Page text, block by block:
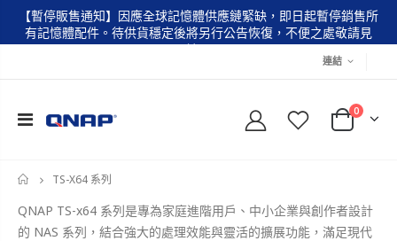
【暫停販售通知】因應全球記憶體供應鏈緊缺，即日起暫停銷售所
有記憶體配件。待供貨穩定後將另行公告恢復，不便之處敬請見
諒。
連結
0
首TS-X64 系列
QNAP TS-x64 系列是專為家庭進階用戶、中小企業與創作者設計
的 NAS 系列，結合強大的處理效能與靈活的擴展功能，滿足現代